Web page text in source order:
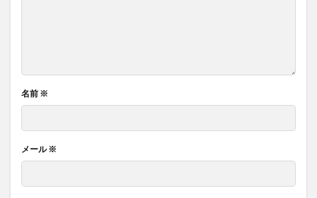
名前 ※
メール※